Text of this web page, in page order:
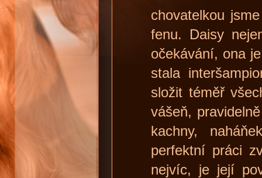
chovatelkou
fenu. Daisy
očekávání, ona
stala
složit téměř
vášeň,
kachny,
perfektní práci
nejvíc, je její